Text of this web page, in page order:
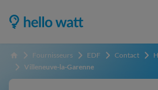
Accueil Fournisseurs EDF Contact
Villeneuve-la-Garenne